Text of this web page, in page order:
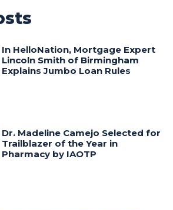
In HelloNation, Mortgage Expert
Lincoln Smith of Birmingham
Explains Jumbo Loan Rules
Dr. Madeline Camejo Selected for
Trailblazer of the Year in
Pharmacy by IAOTP